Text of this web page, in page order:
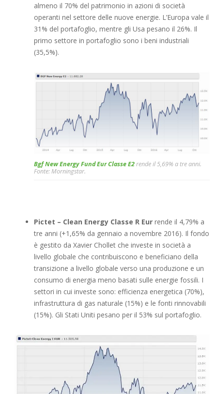
almeno il 70% del patrimonio in azioni di società
operanti nel settore delle nuove energie. L’Europa vale il
31% del portafoglio, mentre gli Usa pesano il 26%. Il
primo settore in portafoglio sono i beni industriali
(35,5%).
Bgf New Energy Fund Eur Classe E2rende il 5,69% a tre anni.
Fonte: Morningstar.
Pictet – Clean Energy Classe R Eur rende il 4,79% a
tre anni (+1,65% da gennaio a novembre 2016). Il fondo
è gestito da Xavier Chollet che investe in società a
livello globale che contribuiscono e beneficiano della
transizione a livello globale verso una produzione e un
consumo di energia meno basati sulle energie fossili. I
settori in cui investe sono: efficienza energetica (70%),
infrastruttura di gas naturale (15%) e le fonti rinnovabili
(15%). Gli Stati Uniti pesano per il 53% sul portafoglio.